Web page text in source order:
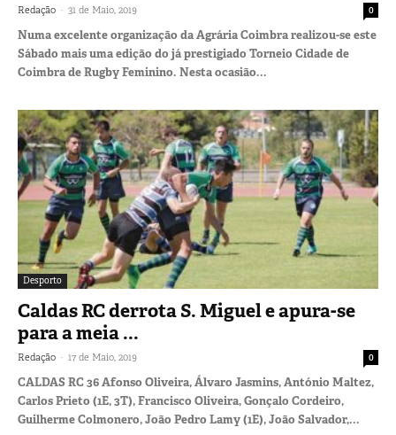
Redação - 31 de Maio, 2019 0
Numa excelente organização da Agrária Coimbra realizou-se este
Sábado mais uma edição do já prestigiado Torneio Cidade de
Coimbra de Rugby Feminino. Nesta ocasião...
Desporto
Caldas RC derrota S. Miguel e apura-se
para a meia ...
Redação - 17 de Maio, 2019 0
CALDAS RC 36 Afonso Oliveira, Álvaro Jasmins, António Maltez,
Carlos Prieto (1E, 3T), Francisco Oliveira, Gonçalo Cordeiro,
Guilherme Colmonero, João Pedro Lamy (1E), João Salvador,...